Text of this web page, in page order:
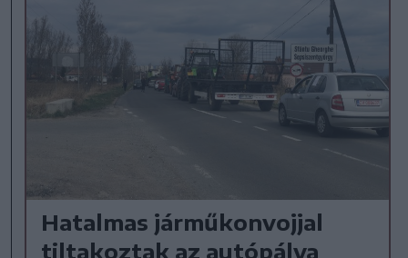
Hatalmas járműkonvojjal
tiltakoztak az autópálya